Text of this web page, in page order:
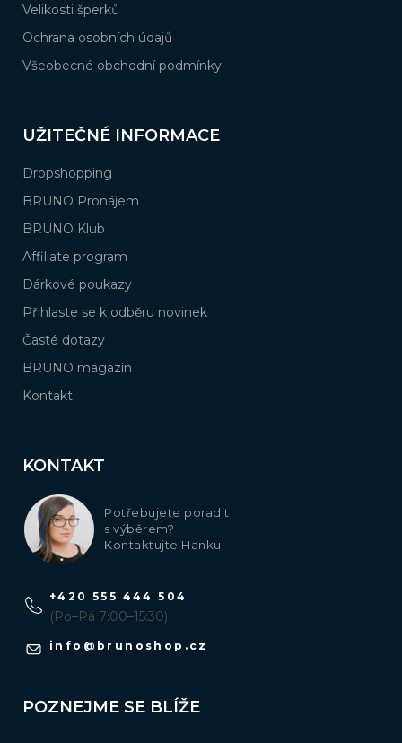
Velikosti šperků
Ochrana osobních údajů
Všeobecné obchodní podmínky
UŽITEČNÉ INFORMACE
Dropshopping
BRUNO Pronájem
BRUNO Klub
Affiliate program
Dárkové poukazy
Přihlaste se k odběru novinek
Časté dotazy
BRUNO magazín
Kontakt
KONTAKT
Potřebujete poradit
s výběrem?
Kontaktujte Hanku
info @ brunoshop.cz
+420 555 444 504
(Po–Pá 7:00–15:30)
POZNEJME SE BLÍŽE